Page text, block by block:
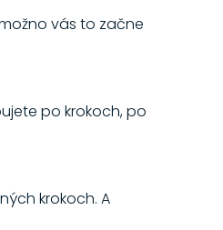
vás to začne
po krokoch, po
krokoch. A